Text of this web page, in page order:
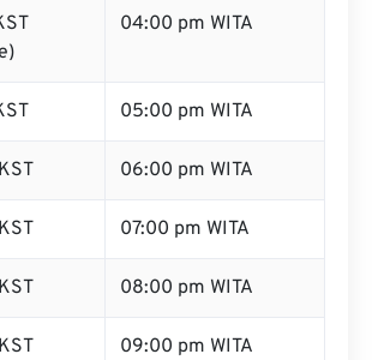
04:00 pm WITA
05:00 pm WITA
06:00 pm WITA
07:00 pm WITA
08:00 pm WITA
09:00 pm WITA